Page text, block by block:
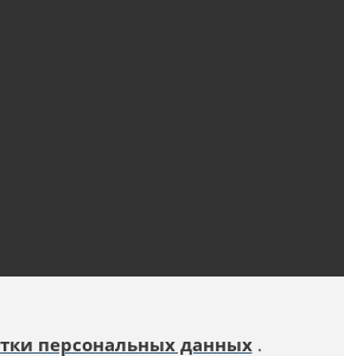
персональных данных.